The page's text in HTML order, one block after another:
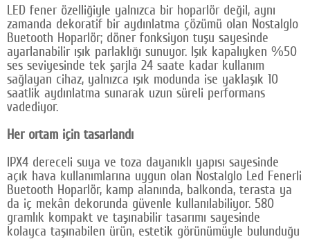
LED fener özelliğiyle yalnızca bir hoparlör değil, aynı
zamanda dekoratif bir aydınlatma çözümü olan Nostalglo
Buetooth Hoparlör; döner fonksiyon tuşu sayesinde
ayarlanabilir ışık parlaklığı sunuyor. Işık kapalıyken %50
ses seviyesinde tek şarjla 24 saate kadar kullanım
sağlayan cihaz, yalnızca ışık modunda ise yaklaşık 10
saatlik aydınlatma sunarak uzun süreli performans
vadediyor.
Her ortam için tasarlandı
IPX4 dereceli suya ve toza dayanıklı yapısı sayesinde
açık hava kullanımlarına uygun olan Nostalglo Led Fenerli
Buetooth Hoparlör, kamp alanında, balkonda, terasta ya
da iç mekân dekorunda güvenle kullanılabiliyor. 580
gramlık kompakt ve taşınabilir tasarımı sayesinde
kolayca taşınabilen ürün, estetik görünümüyle bulunduğu